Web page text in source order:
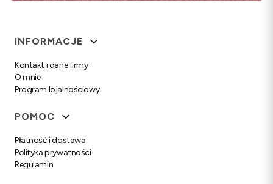
Linki w stopce
INFORMACJE
Kontakt i dane firmy
O mnie
Program lojalnościowy
POMOC
Płatność i dostawa
Polityka prywatności
Regulamin